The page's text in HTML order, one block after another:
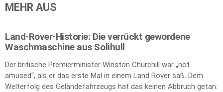
MEHR AUS
Land-Rover-Historie: Die verrückt gewordene
Waschmaschine aus Solihull
Der britische Premierminister Winston Churchill war „not
amused“, als er das erste Mal in einem Land Rover saß. Dem
Welterfolg des Geländefahrzeugs hat das keinen Abbruch getan: